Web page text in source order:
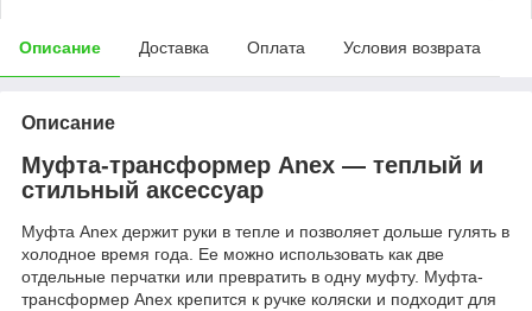
Описание Доставка Оплата Условия возврата
Описание
Муфта-трансформер Anex — теплый и
стильный аксессуар
Муфта Anex держит руки в тепле и позволяет дольше гулять в
холодное время года. Ее можно использовать как две
отдельные перчатки или превратить в одну муфту. Муфта-
трансформер Anex крепится к ручке коляски и подходит для